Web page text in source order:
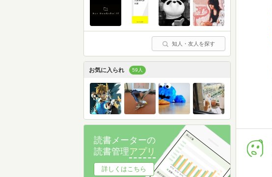
知人・友人を探す
お気に入られ 59人
読書メーターの
読書管理アプリ
詳しくはこちら